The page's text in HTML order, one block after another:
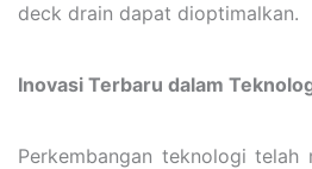
deck drain dapat dioptimalkan.
Inovasi Terbaru dalam
Perkembangan teknologi